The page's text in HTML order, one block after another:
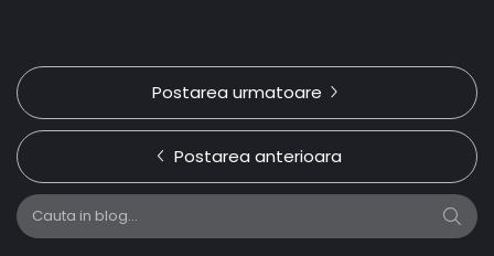
Postarea urmatoare
Postarea anterioara